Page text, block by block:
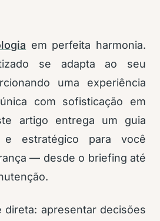
em perfeita harmonia.
se adapta ao seu
uma experiência
com sofisticação em
artigo entrega um guia
e estratégico para você
— desde o briefing até
direta: apresentar decisões